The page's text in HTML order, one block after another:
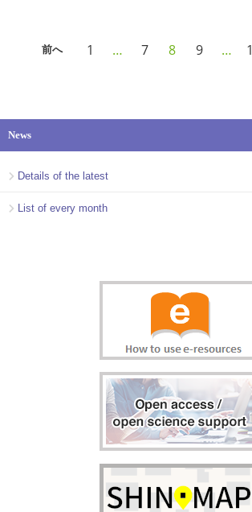
前へ 1 … 7 8 9 …
News
Details of the latest
List of every month